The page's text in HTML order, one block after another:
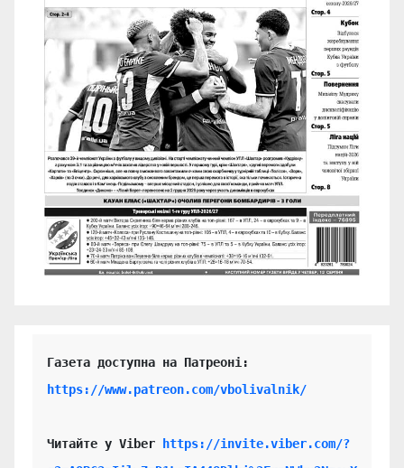
https://www.patreon.com/vbolivalnik/
Читайте у Viber
https://invite.viber.com/?